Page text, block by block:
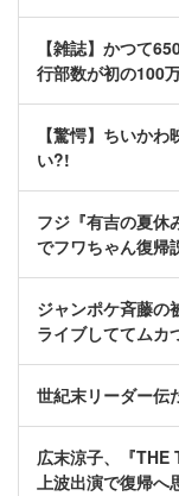
【雑誌】かつて
行部数が初の100
【驚愕】ちいか
い?!
フジ『有吉の夏
でフワちゃん復帰
ジャンポケ斉藤の
ライブしててムカ
世紀末リーダー伝
広末涼子、『
上波出演で復帰へ